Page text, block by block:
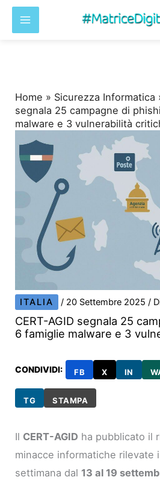
Home » Sicurezza Informatica
segnala 25 campagne di
malware e 3 vulnerabilità
ITALIA / 20 Settembre 2025/
CERT-AGID segnala 25
6 famiglie malware e 3
CONDIVIDI: FB X IN
TG STAMPA
Il CERT-AGID ha pubblicato il
minacce informatiche rilevate
settimana dal 13 al 19